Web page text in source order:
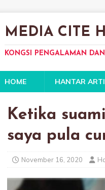
MEDIA CITE
KONGSI PENGALAMAN
HOME HANTAR
Ketika
saya pula
November 16, 2020